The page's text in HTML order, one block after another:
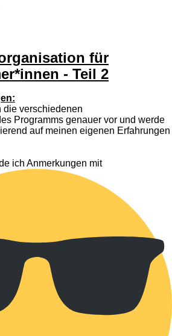
für
- Teil 2
die verschiedenen
Programms genauer vor und werde
auf meinen eigenen Erfahrungen
ich Anmerkungen mit